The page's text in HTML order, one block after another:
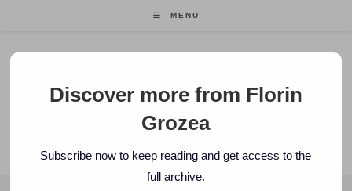
MENU
Florin Grozea
ENTREPRENEUR. FOUNDER/CEO MOCAPP.
Discover more from Florin
Grozea
Subscribe now to keep reading and get access to the
full archive.